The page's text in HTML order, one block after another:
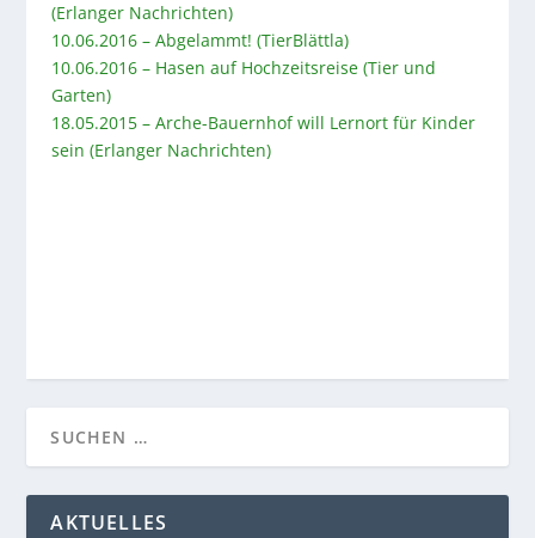
(Erlanger Nachrichten)
10.06.2016 – Abgelammt! (TierBlättla)
10.06.2016 – Hasen auf Hochzeitsreise (Tier und
Garten)
18.05.2015 – Arche-Bauernhof will Lernort für Kinder
sein (Erlanger Nachrichten)
AKTUELLES